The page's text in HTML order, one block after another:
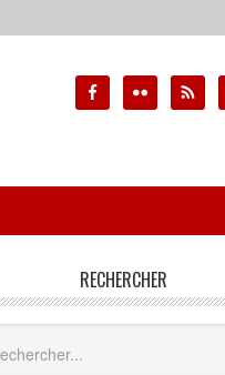
RECHERCHER